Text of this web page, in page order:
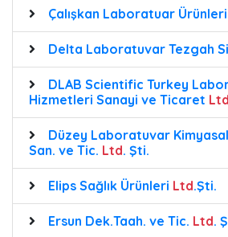
Çalışkan Laboratuar
Delta Laboratuvar Tezgah
DLAB Scientific Turkey
Hizmetleri Sanayi ve Ticaret Ltd
Düzey Laboratuvar
San. ve Tic. Ltd. Şti.
Elips Sağlık Ürünleri Ltd.Şti.
Ersun Dek.Taah. ve Tic. Ltd.